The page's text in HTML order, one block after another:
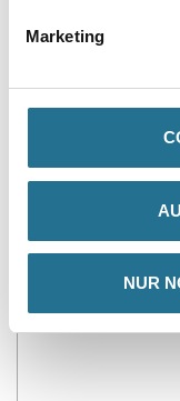
Marketing
NUR
- Über 100 Motive für
- Farblich
- Hochwertige
- Ihr Fotomotiv auf
- Zertifizierte
- Umweltfreundliche